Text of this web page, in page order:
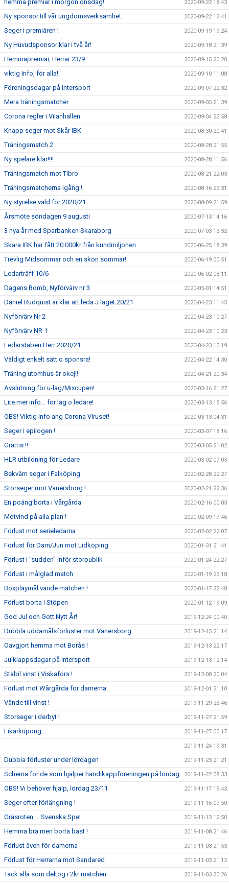
hemma premiär i morgon onsdag! 2020-09-22 18:43
Ny sponsor till vår ungdomsverksamhet 2020-09-22 12:41
Seger i premiären ! 2020-09-19 19:24
Ny Huvudsponsor klar i två år! 2020-09-18 21:39
Hemmapremiär, Herrar 23/9 2020-09-15 20:20
viktig Info, för alla! 2020-09-10 11:08
Föreningsdagar på Intersport 2020-09-07 22:32
Mera träningsmatcher 2020-09-05 21:39
Corona regler i Vilanhallen 2020-09-04 22:58
Knapp seger mot Skår IBK 2020-08-30 20:41
Träningsmatch 2 2020-08-28 21:55
Ny spelare klar!!!! 2020-08-28 11:56
Träningsmatch mot Tibro 2020-08-21 22:03
Träningsmatcherna igång ! 2020-08-16 23:31
Ny styrelse vald för 2020/21 2020-08-09 21:59
Årsmöte söndagen 9 augusti 2020-07-13 14:16
3 nya år med Sparbanken Skaraborg 2020-07-03 13:32
Skara IBK har fått 20.000kr från kundmiljonen 2020-06-25 18:39
Trevlig Midsommar och en skön sommar! 2020-06-19 00:51
Ledarträff 10/6 2020-06-02 08:11
Dagens Bomb, Nyförvärv nr 3 2020-05-01 14:51
Daniel Rudquist är klar att leda J laget 20/21 2020-04-23 11:45
Nyförvärv Nr 2 2020-04-23 10:27
Nyförvärv NR 1 2020-04-23 10:23
Ledarstaben Herr 2020/21 2020-04-23 10:19
Väldigt enkelt sätt o sponsra! 2020-04-22 14:30
Träning utomhus är okej!! 2020-04-21 20:34
Avslutning för u-lag/Mixcupen! 2020-03-16 21:27
Lite mer info... för lag o ledare! 2020-03-13 15:56
OBS! Viktig info ang Corona Viruset! 2020-03-13 04:31
Seger i epilogen ! 2020-03-07 18:16
Grattis !! 2020-03-05 21:02
HLR utbildning för Ledare 2020-03-02 07:03
Bekväm seger i Falköping 2020-02-28 22:27
Storseger mot Vänersborg ! 2020-02-21 22:36
En poäng borta i Vårgårda 2020-02-16 00:03
Motvind på alla plan ! 2020-02-09 17:46
Förlust mot serieledarna 2020-02-02 22:07
Förlust för Dam/Jun mot Lidköping 2020-01-31 21:41
Förlust i "sudden" inför storpublik 2020-01-24 22:27
Förlust i målglad match 2020-01-19 23:18
Boxplaymål vände matchen ! 2020-01-17 22:48
Förlust borta i Stöpen 2020-01-12 19:09
God Jul och Gott Nytt År! 2019-12-24 00:40
Dubbla uddamålsförluster mot Vänersborg 2019-12-15 21:14
Oavgjort hemma mot Borås ! 2019-12-13 22:17
Julklappsdagar på Intersport 2019-12-13 12:14
Stabil vinst i Viskafors ! 2019-12-08 20:04
Förlust mot Wårgårda för damerna 2019-12-01 21:10
Vände till vinst ! 2019-11-29 23:46
Storseger i derbyt ! 2019-11-27 21:59
Fikarkupong... 2019-11-27 00:17
2019-11-24 19:31
Dubbla förluster under lördagen 2019-11-23 21:21
Schema för de som hjälper handikappföreningen på lördag 2019-11-22 08:33
OBS! Vi behöver hjälp, lördag 23/11 2019-11-17 19:43
Seger efter förlängning ! 2019-11-16 07:50
Gräsroten ... Svenska Spel 2019-11-13 12:50
Hemma bra men borta bäst ! 2019-11-08 21:46
Förlust även för damerna 2019-11-03 21:53
Förlust för Herrarna mot Sandared 2019-11-03 21:12
Tack alla som deltog i 2kr matchen 2019-11-03 20:26